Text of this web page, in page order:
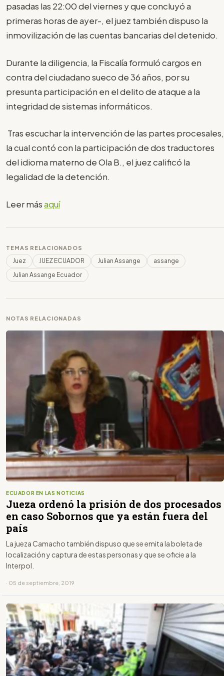
pasadas las 22:00 del viernes y que concluyó a
primeras horas de ayer-, el juez también dispuso la
inmovilización de las cuentas bancarias del detenido.
Durante la diligencia, la Fiscalía formuló cargos en
contra del ciudadano sueco de 36 años, por su
presunta participación en el delito de ataque a la
integridad de sistemas informáticos.
Tras escuchar la intervención de las partes procesales,
la cual contó con la participación de dos traductores
del idioma materno de Ola B., el juez calificó la
legalidad de la detención.
Leer másaquí
TEMAS RELACIONADOS
Juez JUEZ ECUADOR Julian Assange
assange
Julian Assange Ecuador
NOTAS RELACIONADAS
ECUADOR EN LAS NOTICIAS
Jueza ordenó la prisión de dos procesados
en caso Sobornos que ya están fuera del
país
La jueza Camacho también dispuso que se emita la boleta de
localización y captura de estas personas y que se oficie a la
Interpol.
· 05 de septiembre, 2019